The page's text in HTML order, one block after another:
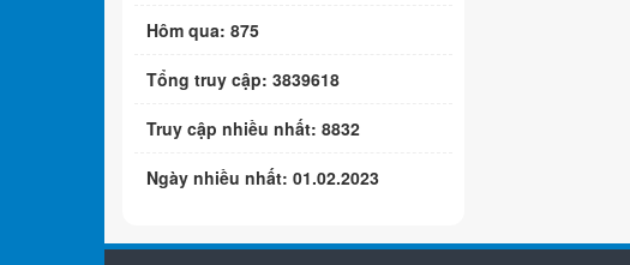
Hôm qua: 875
Tổng truy cập: 3839618
Truy cập nhiều nhất: 8832
Ngày nhiều nhất: 01.02.2023